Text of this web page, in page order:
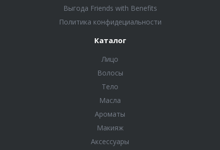
Выгода Friends with Benefits
Политика конфидециальности
Каталог
Лицо
Волосы
Тело
Масла
Ароматы
Макияж
Аксессуары